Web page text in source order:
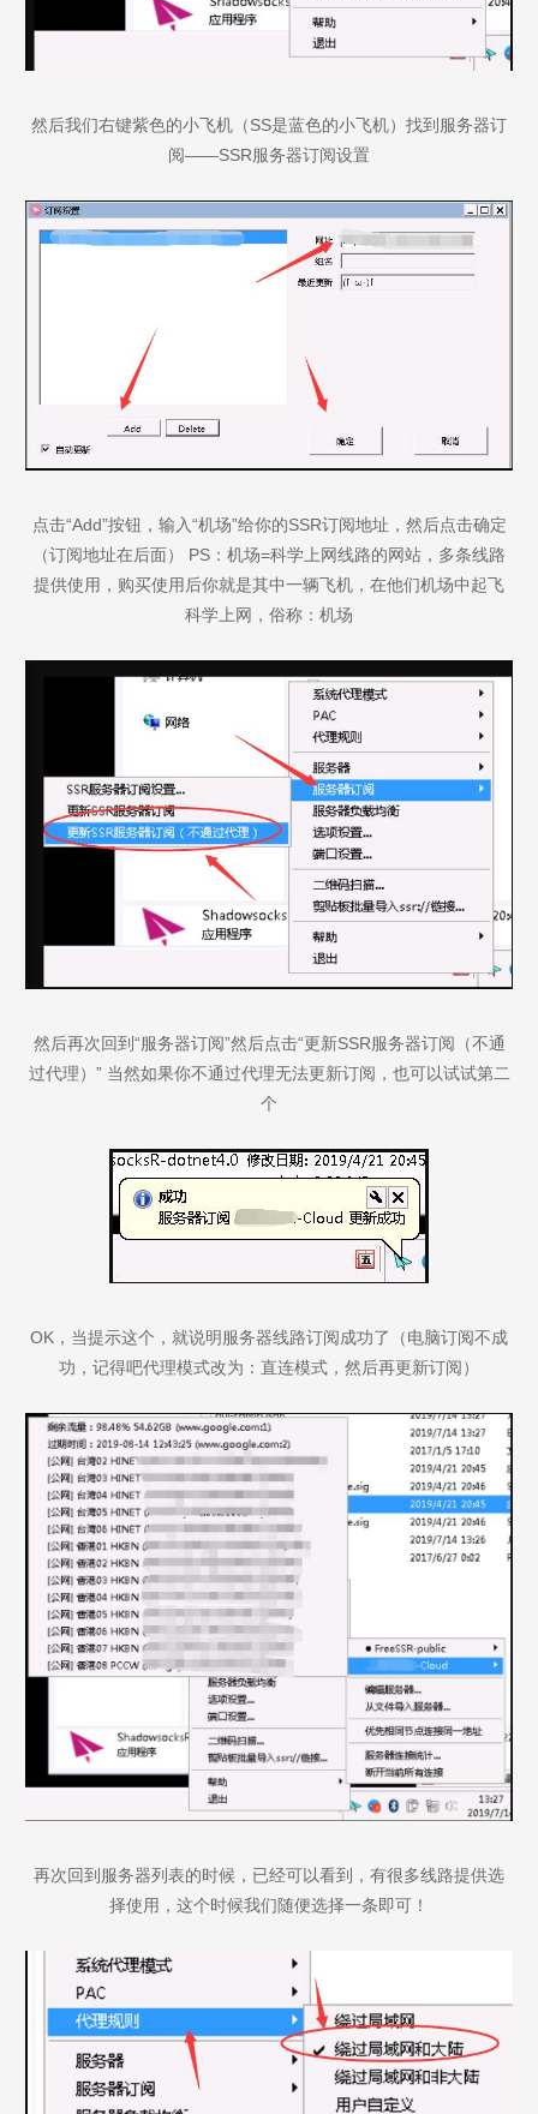
然后我们右键紫色的小飞机（SS是蓝色的小飞机）找到服务器订
阅——SSR服务器订阅设置
点击“Add”按钮，输入“机场”给你的SSR订阅地址，然后点击确定
（订阅地址在后面） PS：机场=科学上网线路的网站，多条线路
提供使用，购买使用后你就是其中一辆飞机，在他们机场中起飞
科学上网，俗称：机场
然后再次回到“服务器订阅”然后点击“更新SSR服务器订阅（不通
过代理）” 当然如果你不通过代理无法更新订阅，也可以试试第二
个
OK，当提示这个，就说明服务器线路订阅成功了（电脑订阅不成
功，记得吧代理模式改为：直连模式，然后再更新订阅）
再次回到服务器列表的时候，已经可以看到，有很多线路提供选
择使用，这个时候我们随便选择一条即可！